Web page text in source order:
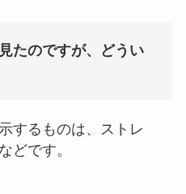
たのですが、どうい
するものは、ストレ
どです。